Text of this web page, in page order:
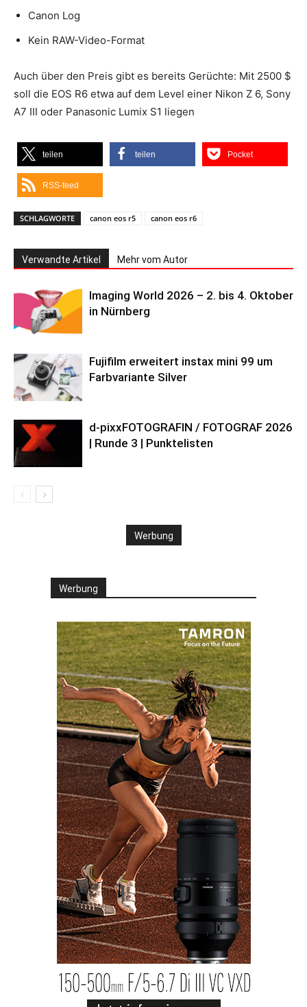
Canon Log
Kein RAW-Video-Format
Auch über den Preis gibt es bereits Gerüchte: Mit 2500 $
soll die EOS R6 etwa auf dem Level einer Nikon Z 6, Sony
A7 III oder Panasonic Lumix S1 liegen
teilen teilen Pocket
RSS-feed
SCHLAGWORTE canon eos r5 canon eos r6
Verwandte Artikel Mehr vom Autor
Imaging World 2026 – 2. bis 4. Oktober
in Nürnberg
Fujifilm erweitert instax mini 99 um
Farbvariante Silver
d-pixxFOTOGRAFIN / FOTOGRAF 2026
| Runde 3 | Punktelisten
Werbung
Werbung